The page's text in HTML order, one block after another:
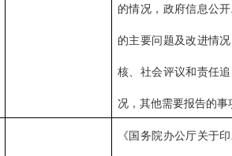
的情况，政府信息公
的主要问题及改进情
核、社会评议和责任
况，其他需要报告的事
《国务院办公厅关于